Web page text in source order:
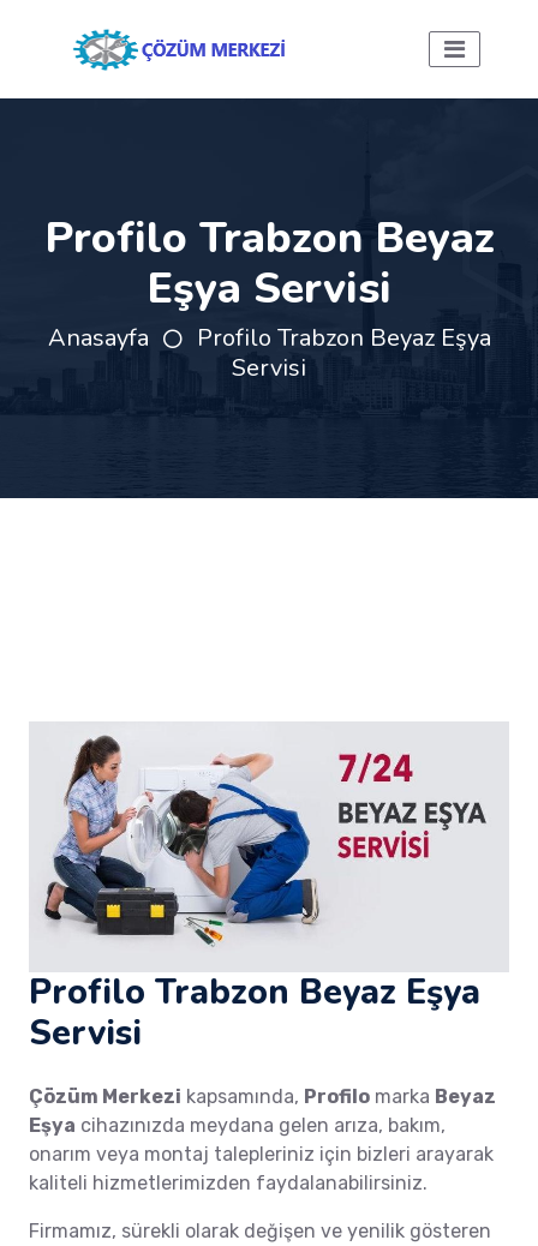
Profilo Trabzon Beyaz
Eşya Servisi
Anasayfa
Profilo Trabzon Beyaz Eşya
Servisi
Profilo Trabzon Beyaz Eşya
Servisi
Çözüm Merkezi kapsamında, Profilo marka Beyaz
Eşya cihazınızda meydana gelen arıza, bakım,
onarım veya montaj talepleriniz için bizleri arayarak
kaliteli hizmetlerimizden faydalanabilirsiniz.
Firmamız, sürekli olarak değişen ve yenilik gösteren